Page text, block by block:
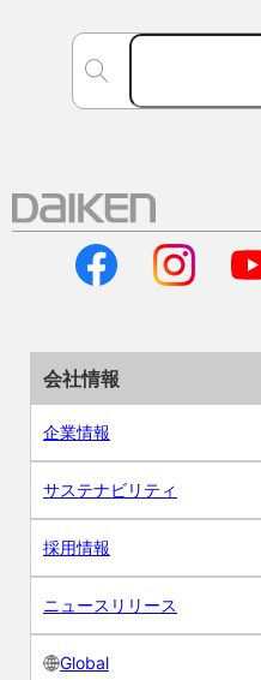
会社情報
企業情報
サステナビリティ
採用情報
ニュースリリース
Global